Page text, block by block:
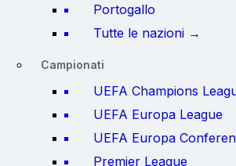
Portogallo
Tutte le nazioni →
Campionati
UEFA Champions
UEFA Europa League
UEFA Europa
Premier League